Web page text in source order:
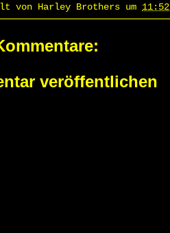
von Harley Brothers um 11:52
veröffentlichen